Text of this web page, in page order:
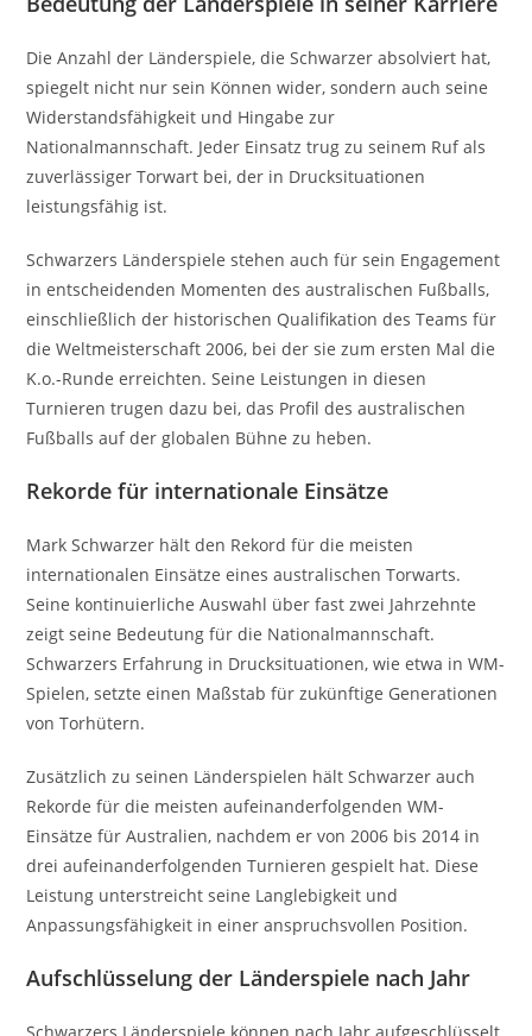
Die Anzahl der Länderspiele, die Schwarzer absolviert hat,
spiegelt nicht nur sein Können wider, sondern auch seine
Widerstandsfähigkeit und Hingabe zur
Nationalmannschaft. Jeder Einsatz trug zu seinem Ruf als
zuverlässiger Torwart bei, der in Drucksituationen
leistungsfähig ist.
Schwarzers Länderspiele stehen auch für sein Engagement
in entscheidenden Momenten des australischen Fußballs,
einschließlich der historischen Qualifikation des Teams für
die Weltmeisterschaft 2006, bei der sie zum ersten Mal die
K.o.-Runde erreichten. Seine Leistungen in diesen
Turnieren trugen dazu bei, das Profil des australischen
Fußballs auf der globalen Bühne zu heben.
Rekorde für internationale Einsätze
Mark Schwarzer hält den Rekord für die meisten
internationalen Einsätze eines australischen Torwarts.
Seine kontinuierliche Auswahl über fast zwei Jahrzehnte
zeigt seine Bedeutung für die Nationalmannschaft.
Schwarzers Erfahrung in Drucksituationen, wie etwa in WM-
Spielen, setzte einen Maßstab für zukünftige Generationen
von Torhütern.
Zusätzlich zu seinen Länderspielen hält Schwarzer auch
Rekorde für die meisten aufeinanderfolgenden WM-
Einsätze für Australien, nachdem er von 2006 bis 2014 in
drei aufeinanderfolgenden Turnieren gespielt hat. Diese
Leistung unterstreicht seine Langlebigkeit und
Anpassungsfähigkeit in einer anspruchsvollen Position.
Aufschlüsselung der Länderspiele nach Jahr
Schwarzers Länderspiele können nach Jahr aufgeschlüsselt